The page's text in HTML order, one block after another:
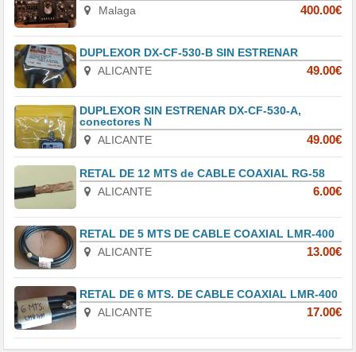
Malaga
400.00€
DUPLEXOR DX-CF-530-B SIN ESTRENAR
ALICANTE
49.00€
DUPLEXOR SIN ESTRENAR DX-CF-530-A,
conectores N
ALICANTE
49.00€
RETAL DE 12 MTS de CABLE COAXIAL RG-58
ALICANTE
6.00€
RETAL DE 5 MTS DE CABLE COAXIAL LMR-400
ALICANTE
13.00€
RETAL DE 6 MTS. DE CABLE COAXIAL LMR-400
ALICANTE
17.00€